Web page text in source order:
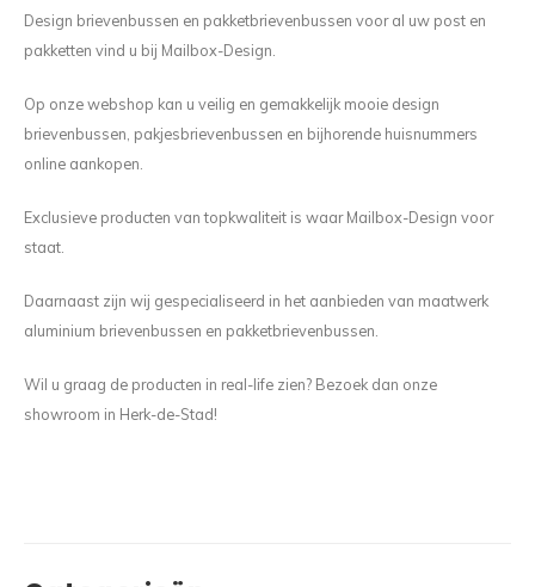
Design brievenbussen en pakketbrievenbussen voor al uw post en
pakketten vind u bij Mailbox-Design.
Op onze webshop kan u veilig en gemakkelijk mooie design
brievenbussen, pakjesbrievenbussen en bijhorende huisnummers
online aankopen.
Exclusieve producten van topkwaliteit is waar Mailbox-Design voor
staat.
Daarnaast zijn wij gespecialiseerd in het aanbieden van maatwerk
aluminium brievenbussen en pakketbrievenbussen.
Wil u graag de producten in real-life zien? Bezoek dan onze
showroom in Herk-de-Stad!